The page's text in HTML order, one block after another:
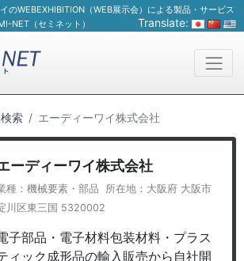
のWEBEXHIBITION（WEB展示会）による製品・サービス
NET（セミネット）
Translate:
索 エーディーワイ株式会社
ーディーワイ株式会社
種：機械要素・部品 所在地：大阪府 大阪市
川区東三国 5320002
子部品・電子材料包装材料・プラス
ィック成形品の輸入販売から自社開